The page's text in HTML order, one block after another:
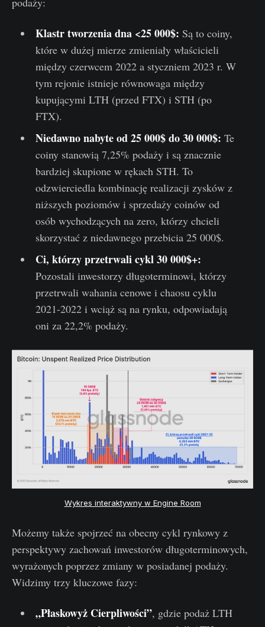
Klastr tworzenia dna <25 000$: Są to coiny,
które w dużej mierze zmieniały właścicieli
między czerwcem 2022 a styczniem 2023 r. W
tym rejonie istnieje równowaga między
kupującymi LTH (przed FTX) i STH (po
FTX).
Niedawno nabyte od 25 000$ do 30 000$: Te
coiny stanowią 7,25% podaży i są znacznie
bardziej skupione w rękach STH. To
odzwierciedla kombinację realizacji zysków z
niższych poziomów i sprzedaży coinów od
osób wychodzących na zero, którzy chcieli
skorzystać z niedawnego przebicia 25 000$.
Ci, którzy przetrwali cykl 30 000$+:
Pozostali inwestorzy długoterminowi, którzy
przetrwali wahania cenowe i chaosu cyklu
2021-2022 i wciąż są na rynku, odpowiadają
oni za 22,2% podaży.
Wykres interaktywny w Engine Room
Możemy także spojrzeć na obecny cykl rynkowy z
perspektywy zachowań inwestorów długoterminowych,
wyrażonych poprzez zmiany w posiadanej podaży.
Widzimy trzy kluczowe fazy:
„Płaskowyż Cierpliwości”, gdzie podaż LTH